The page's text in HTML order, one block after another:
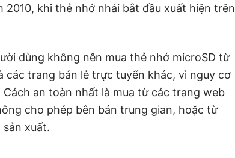
2010, khi thẻ nhớ nhái bắt đầu xuất hiện trên
dùng không nên mua thẻ nhớ microSD từ
các trang bán lẻ trực tuyến khác, vì nguy cơ
Cách an toàn nhất là mua từ các trang web
cho phép bên bán trung gian, hoặc từ
xuất.